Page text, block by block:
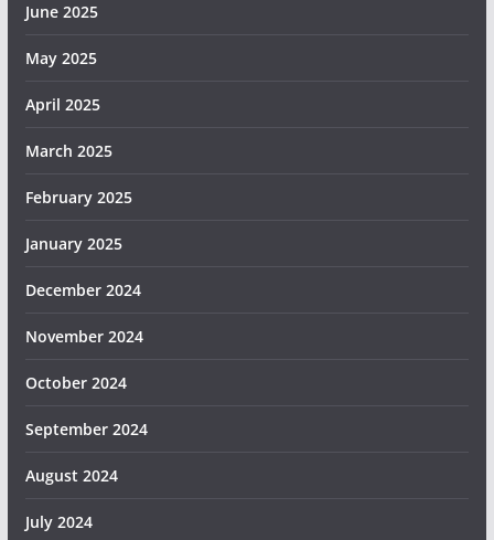
June 2025
May 2025
April 2025
March 2025
February 2025
January 2025
December 2024
November 2024
October 2024
September 2024
August 2024
July 2024